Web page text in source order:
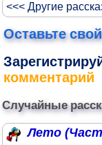
<<< Другие
Оставьте
комментарий
Случайные
Лето